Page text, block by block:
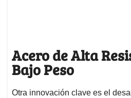
Acero de Alta
Bajo Peso
Otra innovación clave es el